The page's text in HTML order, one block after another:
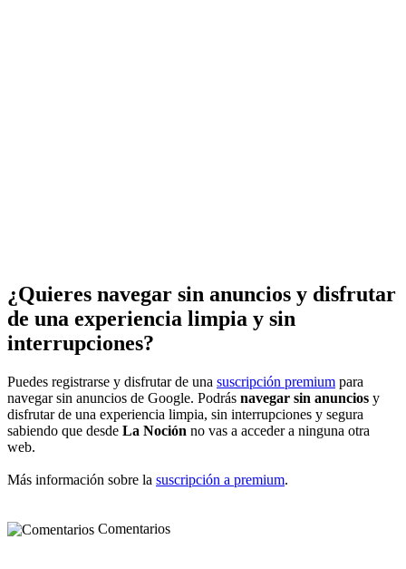
¿Quieres navegar sin anuncios y disfrutar
de una experiencia limpia y sin
interrupciones?
Puedes registrarse y disfrutar de una suscripción premium para
navegar sin anuncios de Google. Podrás navegar sin anuncios y
disfrutar de una experiencia limpia, sin interrupciones y segura
sabiendo que desde La Noción no vas a acceder a ninguna otra
web.
Más información sobre la suscripción a premium.
Comentarios